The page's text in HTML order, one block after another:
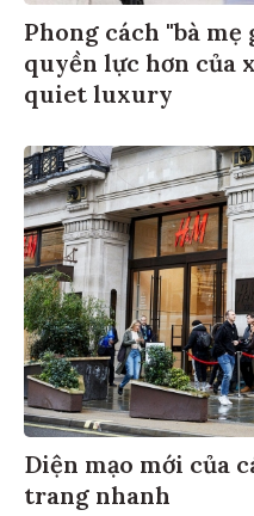
Phong cách "bà
quyền lực hơn của
quiet luxury
Diện mạo mới của
trang nhanh